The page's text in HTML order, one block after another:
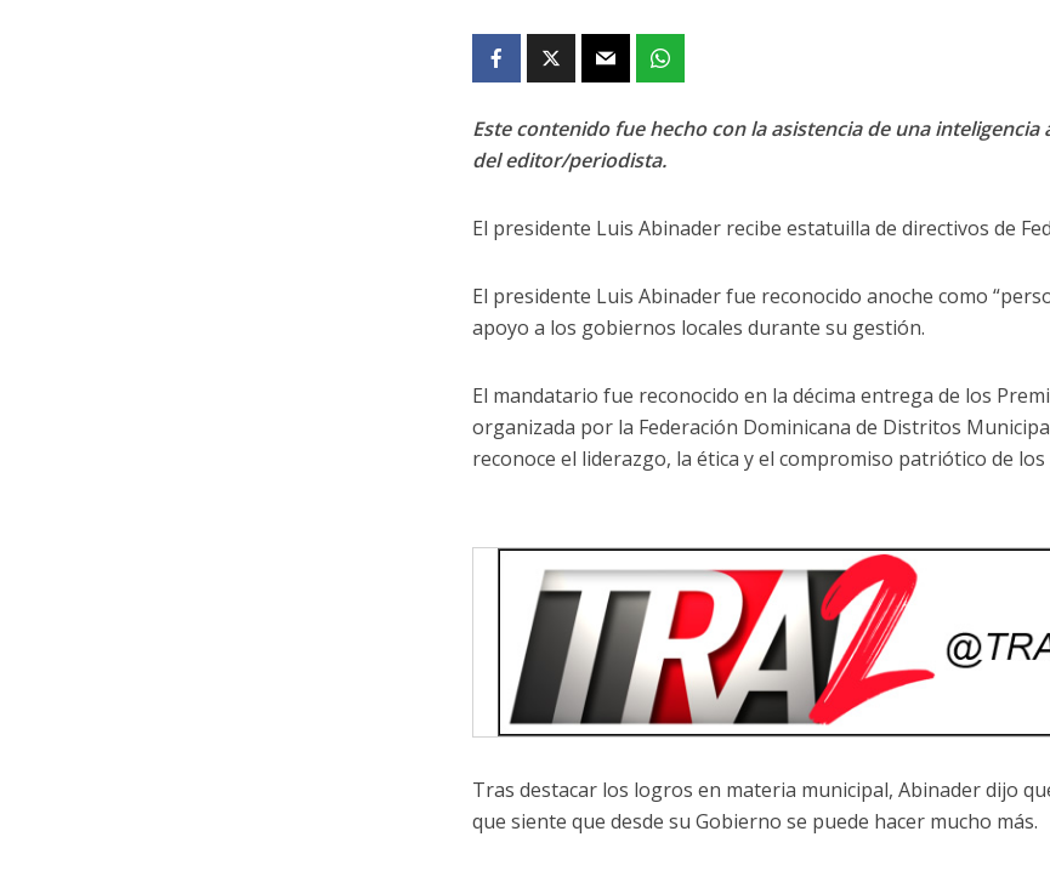
Este contenido fue hecho con la asistencia de una
del editor/periodista.
El presidente Luis Abinader recibe estatuilla de directivos de
El presidente Luis Abinader fue reconocido anoche como
apoyo a los gobiernos locales durante su gestión.
El mandatario fue reconocido en la décima entrega de los
organizada por la Federación Dominicana de Distritos
reconoce el liderazgo, la ética y el compromiso patriótico de
Tras destacar los logros en materia municipal, Abinader dijo
que siente que desde su Gobierno se puede hacer mucho más.